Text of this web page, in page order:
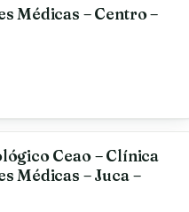
Médicas – Centro –
Ceao – Clínica
Médicas – Juca –